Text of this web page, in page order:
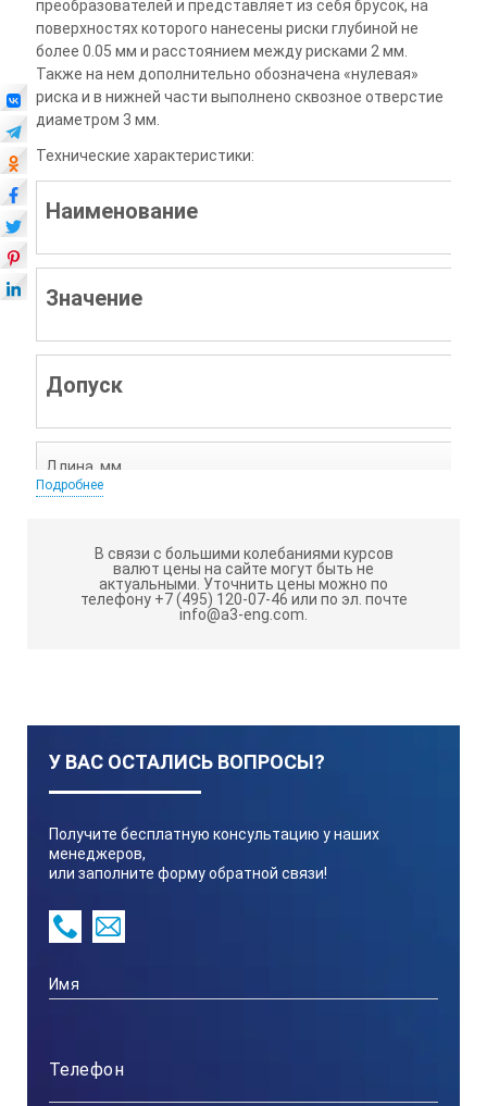
преобразователей и представляет из себя брусок, на
поверхностях которого нанесены риски глубиной не
более 0.05 мм и расстоянием между рисками 2 мм.
Также на нем дополнительно обозначена «нулевая»
риска и в нижней части выполнено сквозное отверстие
диаметром 3 мм.
Технические характеристики:
Наименование
Значение
Допуск
Длина, мм
Подробнее
В связи с большими колебаниями курсов
валют цены на сайте могут быть не
актуальными. Уточнить цены можно по
телефону +7 (495) 120-07-46 или по эл. почте
info@a3-eng.com.
У ВАС ОСТАЛИСЬ ВОПРОСЫ?
Получите бесплатную консультацию у наших
менеджеров,
или заполните форму обратной связи!